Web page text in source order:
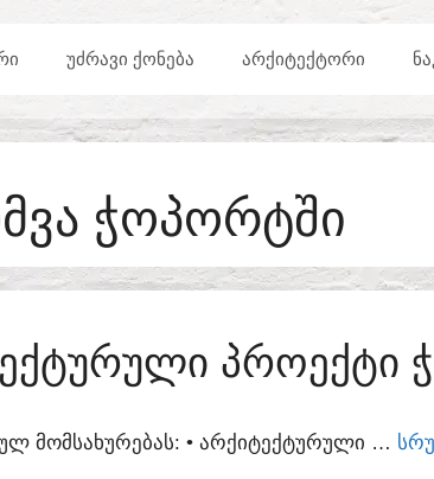
ᲣᲫᲠᲐᲕᲘ ᲥᲝᲜᲔᲑᲐ ᲐᲠᲥᲘᲢᲔᲥᲢᲝᲠᲘ
ᲭᲝᲞᲝᲠᲢᲨᲘ
ᲞᲠᲝᲔᲥᲢᲘ
ᲛᲝᲛᲡᲐᲮᲣᲠᲔᲑᲐᲡ:​ • ᲐᲠᲥᲘᲢᲔᲥᲢᲣᲠᲣᲚᲘ …